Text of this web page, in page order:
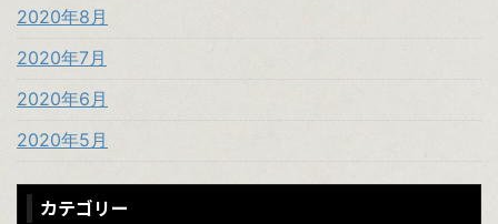
2020年8月
2020年7月
2020年6月
2020年5月
カテゴリー